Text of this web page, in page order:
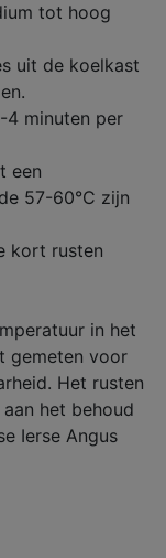
tot hoog
uit de koelkast
4 minuten per
een
57-60°C zijn
kort rusten
in het
gemeten voor
Het rusten
het behoud
Ierse Angus